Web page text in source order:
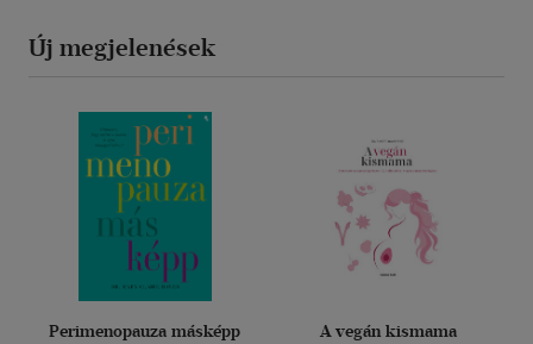
Új megjelenések
Perimenopauza másképp A vegán kismama